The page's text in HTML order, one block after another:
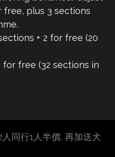
plus 3 sections
+ 2 for free (20
for free (32 sections in
同行1人半價, 再加送犬